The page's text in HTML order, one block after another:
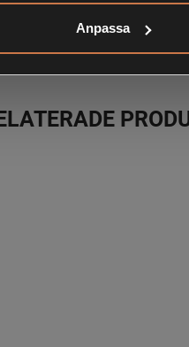
Anpassa
HAR OCKSÅ